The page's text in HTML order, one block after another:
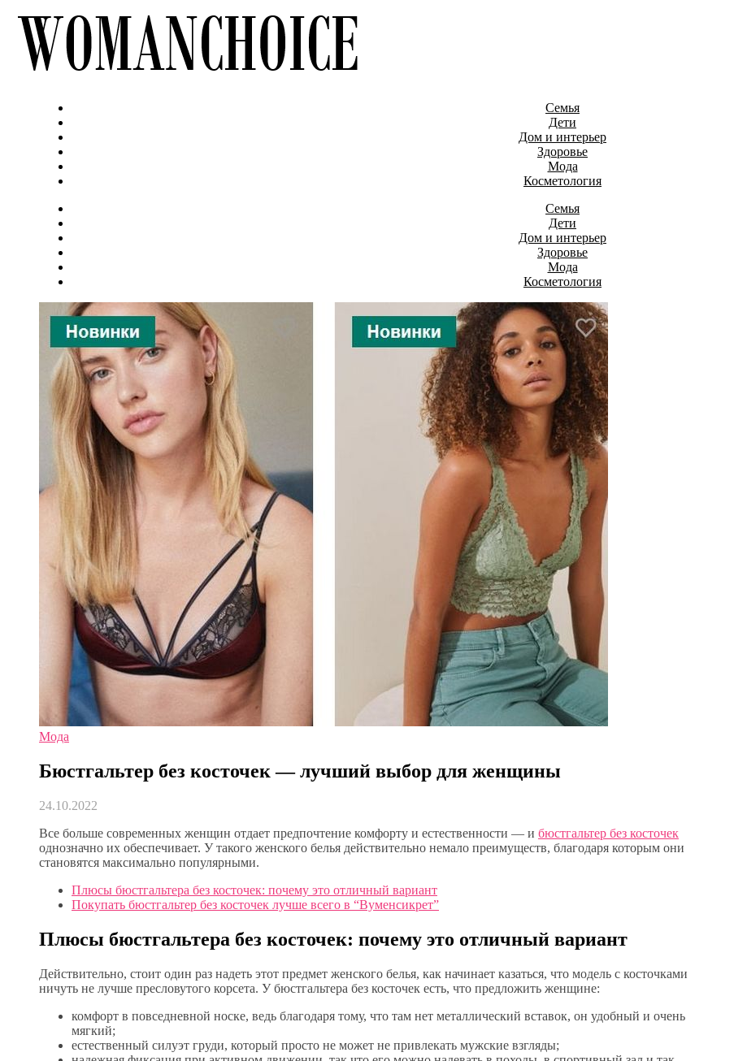
Семья
Дети
Дом и интерьер
Здоровье
Мода
Косметология
Семья
Дети
Дом и интерьер
Здоровье
Мода
Косметология
Мода
Бюстгальтер без косточек — лучший выбор для женщины
24.10.2022
Все больше современных женщин отдает предпочтение комфорту и естественности — и бюстгальтер без косточек
однозначно их обеспечивает. У такого женского белья действительно немало преимуществ, благодаря которым они
становятся максимально популярными.
Плюсы бюстгальтера без косточек: почему это отличный вариант
Покупать бюстгальтер без косточек лучше всего в “Вуменсикрет”
Плюсы бюстгальтера без косточек: почему это отличный вариант
Действительно, стоит один раз надеть этот предмет женского белья, как начинает казаться, что модель с косточками
ничуть не лучше пресловутого корсета. У бюстгальтера без косточек есть, что предложить женщине:
комфорт в повседневной носке, ведь благодаря тому, что там нет металлический вставок, он удобный и очень
мягкий;
естественный силуэт груди, который просто не может не привлекать мужские взгляды;